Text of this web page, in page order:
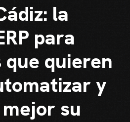
la
para
que quieren
y
su